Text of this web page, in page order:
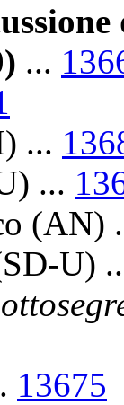
...
...
...
(AN)
U)
13675